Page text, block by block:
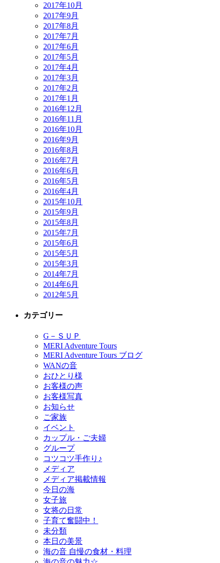
2017年10月
2017年9月
2017年8月
2017年7月
2017年6月
2017年5月
2017年4月
2017年3月
2017年2月
2017年1月
2016年12月
2016年11月
2016年10月
2016年9月
2016年8月
2016年7月
2016年6月
2016年5月
2016年4月
2015年10月
2015年9月
2015年8月
2015年7月
2015年6月
2015年5月
2015年3月
2014年7月
2014年6月
2012年5月
カテゴリー
G－ＳＵＰ
MERI Adventure Tours
MERI Adventure Tours ブログ
WANの音
おひとり様
お客様の声
お客様写真
お知らせ
ご家族
イベント
カップル・ご夫婦
グループ
コツコツ手作り♪
メディア
メディア掲載情報
今日の海
女子旅
女将の日常
子育て奮闘中！
未分類
本日の美景
海の音 自慢の食材・料理